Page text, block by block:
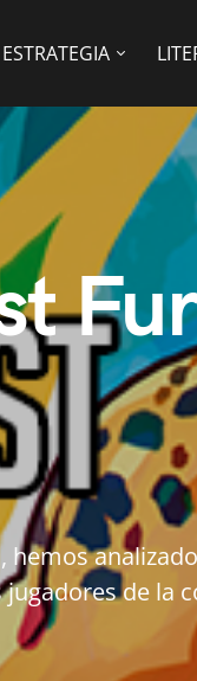
ESTRATEGIA
de la